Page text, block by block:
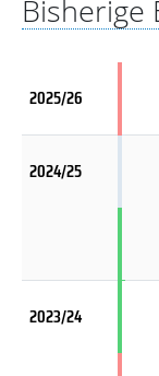
Bisherige
2025/26
2024/25
2023/24